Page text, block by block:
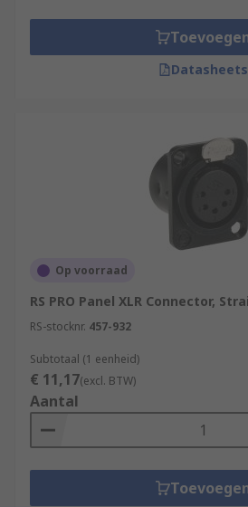
Datasheets
Op voorraad
RS PRO Panel XLR Connector,
RS-stocknr. 457-932
Subtotaal (1 eenheid)
€ 11,17(excl. BTW)
Aantal